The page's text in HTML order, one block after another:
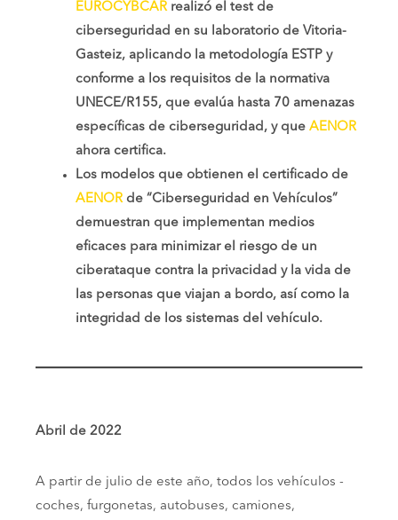
EUROCYBCARrealizó el test de
ciberseguridad en su laboratorio de Vitoria-
Gasteiz, aplicando la metodología ESTP y
conforme a los requisitos de la normativa
UNECE/R155, que evalúa hasta 70 amenazas
específicas de ciberseguridad, y que AENOR
ahora certifica.
Los modelos que obtienen el certificado de
AENOR de “Ciberseguridad en Vehículos”
demuestran que implementan medios
eficaces para minimizar el riesgo de un
ciberataque contra la privacidad y la vida de
las personas que viajan a bordo, así como la
integridad de los sistemas del vehículo.
Abril de 2022
A partir de julio de este año, todos los vehículos -
coches, furgonetas, autobuses, camiones,